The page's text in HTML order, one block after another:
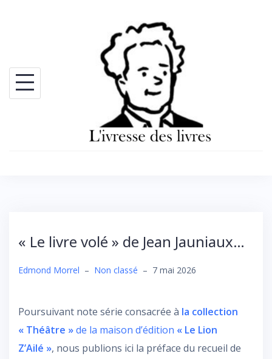
« Le livre volé » de Jean Jauniaux…
Edmond Morrel – Non classé – 7 mai 2026
Poursuivant note série consacrée à la collection
« Théâtre »de la maison d’édition « Le Lion
Z’Ailé », nous publions ici la préface du recueil de